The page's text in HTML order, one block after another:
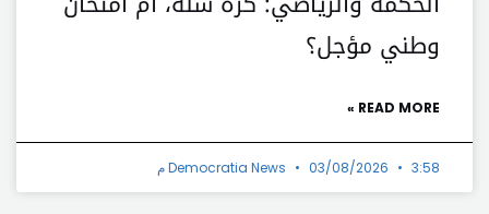
وطني مؤجل؟
READ MORE »
Democratia News 03/08/2026 3:58 م